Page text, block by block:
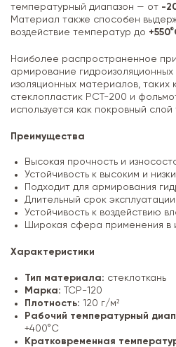
температурный диапазон — от -
Материал также способен
воздействие температур до
Наиболее распространенное
армирование гидроизоляционных
изоляционных материалов, таких
стеклопластик РСТ-200 и
используется как покровный слой
Преимущества
Высокая прочность и
Устойчивость к высоким и
Подходит для армирования
Длительный срок эксплуатации
Устойчивость к воздействию
Широкая сфера применения в
Характеристики
Тип материала: стеклоткань
Марка: ТСР-120
Плотность: 120 г/м²
Рабочий температурный
+400°C
Кратковременная